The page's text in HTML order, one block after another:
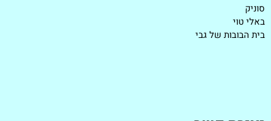
סוניק
באלי טוי
בית הבובות של גבי